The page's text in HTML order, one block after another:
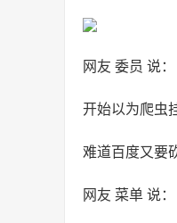
网友 委员 说：
开始以为爬虫
难道百度又要
网友 菜单 说：